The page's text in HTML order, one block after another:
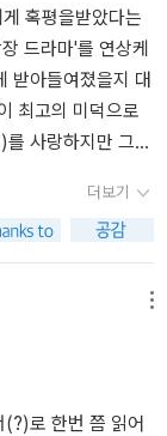
. 심지어 캐시의
고 나오는데(30장,
지고 있었던 것으
문에 손을 댈 수
를 주장하여 토지
양이다. 그러나 미
에게 권한이 있기
었지 않나 싶다) 이
재산에 대한 처분
지의 유산을 다
지 따위는 내버려
국 히스클리프의
쩌면 당연한 결과
튼이 청혼을 하게
곳이 아닌 것 같다
가슴이 터질 만큼
링 하이츠의 꼭대
뻐서 울다가 잠이
결혼할 필요도 없
를 저렇게 천한 인
일 같은 것은 생각
한다면 격이 떨어
는 것을 그에게 알
라, 넬리, 그가 나보
으로 되어 있든 그
과 번개, 서리와
린에 대한 묘사는
로 허무하게 죽는
도 그렇습니다.
인공은 어쩌면 이
에밀리 브론테가
족들은 혼인을 통
적인 일에 종사하
겐 유산이 유일한
다를 바가 없습니다.
법 때문입니다. 장
운명이 결정되는
니다. 지성을 가진
던 시대에 나온 두
되는 복수의 본능
캐서린과의 비툴어
린을 발견하는 히스
와 이사벨라와의
가 결혼한다. 그리
해 진다. 여기서 폭
언덕이 푹풍으로
혹평을받았다는
드라마'를 연상케
받아들여졌을지 대
최고의 미덕으로
사랑하지만 그의
아 눈물흘리며 몇
'우정을 이해못하
이라고 질타 받을
자의 숨을 턱턱 막
의 막장으로만 한
, 캐서린 사랑을
함의 경계를 넘나
다. 이는 화자에게
더보기
(?)로 한번 쯤 읽어